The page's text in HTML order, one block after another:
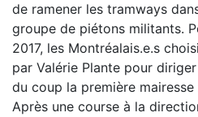
de ramener les tramways
groupe de piétons militants.
2017, les Montréalais.e.s
par Valérie Plante pour
du coup la première
Après une course à la